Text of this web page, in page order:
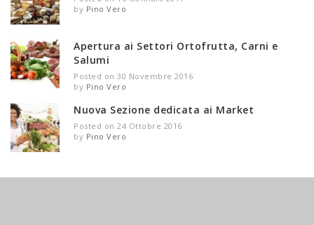
by Pino Vero
Apertura ai Settori Ortofrutta, Carni e
Salumi
Posted on 30 Novembre 2016
by Pino Vero
Nuova Sezione dedicata ai Market
Posted on 24 Ottobre 2016
by Pino Vero